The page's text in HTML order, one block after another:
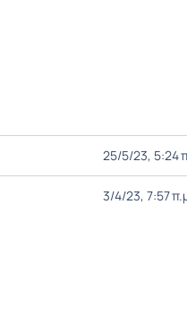
25/5/23, 5:24
3/4/23, 7:57